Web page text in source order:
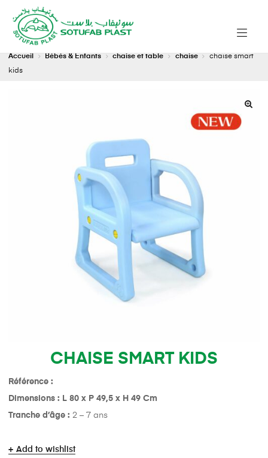
Accueil Bébés & Enfants chaise et table chaise
chaise smart
kids
CHAISE SMART KIDS
Référence :
Dimensions : L 80 x P 49,5 x H 49 Cm
Tranche d’âge : 2 – 7 ans
Add to wishlist